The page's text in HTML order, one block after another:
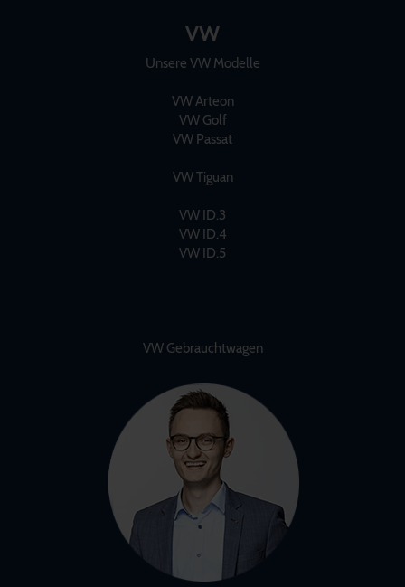
VW
Unsere VW Modelle
VW Arteon
VW Golf
VW Passat
VW Tiguan
VW ID.3
VW ID.4
VW ID.5
VW Gebrauchtwagen